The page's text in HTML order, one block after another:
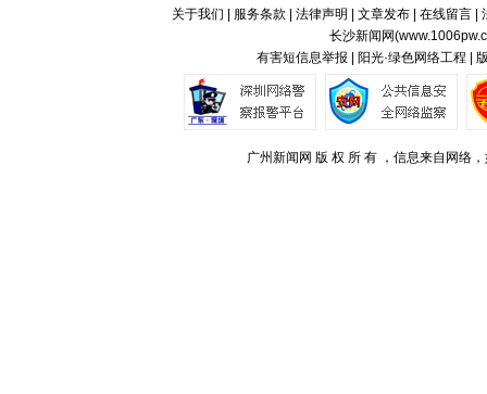
关于我们 服务条款 法律声明 文章发布| 在线留言|
长沙新闻网(
有害短信息举报 | 阳光·绿色网络工程 |
广州新闻网 版 权 所 有 ，信息来自网络